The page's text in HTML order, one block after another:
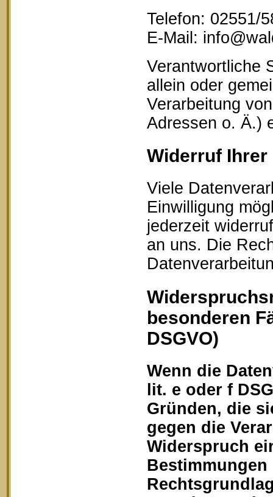
Telefon: 02551/
E-Mail:
Verantwortliche
allein oder
Verarbeitung
Adressen o. Ä.)
Widerruf
Viele
Einwilligung
jederzeit
an uns. Die
besonderen
DSGVO)
Wenn die
lit. e oder f
Gründen, die
gegen die
Widerspruch